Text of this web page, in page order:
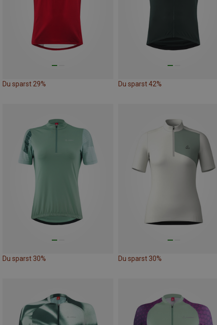
Du sparst 29% Du sparst 42%
Du sparst 30% Du sparst 30%